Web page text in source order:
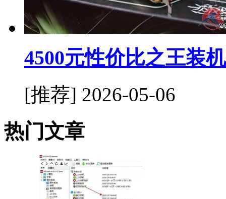
4500元性价比之王装
[推荐] 2026-05-06
热门文章